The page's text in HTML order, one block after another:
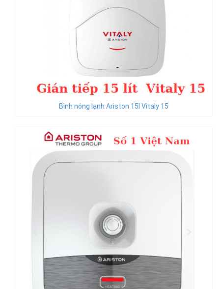
Bình nóng lạnh Ariston 15l Vitaly 15